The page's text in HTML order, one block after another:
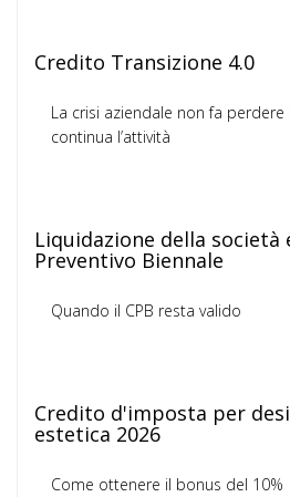
Credito Transizione 4.0
La crisi aziendale non fa perdere
continua l’attività
Liquidazione della società
Preventivo Biennale
Quando il CPB resta valido
Credito d'imposta per
estetica 2026
Come ottenere il bonus del 10%